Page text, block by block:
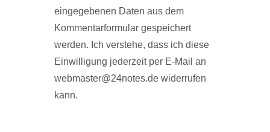
eingegebenen Daten aus dem
Kommentarformular gespeichert
werden. Ich verstehe, dass ich diese
Einwilligung jederzeit per E-Mail an
webmaster@24notes.de widerrufen
kann.